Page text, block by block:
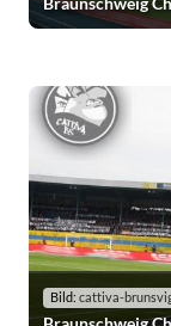
Bild: cattiva-